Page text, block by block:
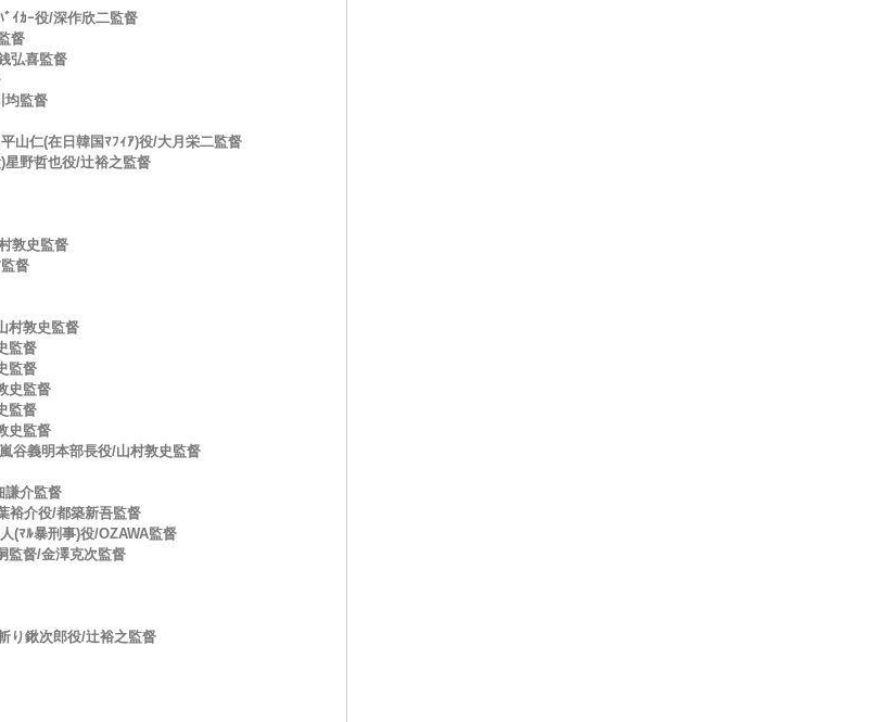
ｲｶｰ役/深作欣二監督
督
弘喜監督
均監督
山仁(在日韓国ﾏﾌｨｱ)役/大月栄二監督
星野哲也役/辻裕之監督
敦史監督
督
村敦史監督
監督
監督
史監督
監督
史監督
谷義明本部長役/山村敦史監督
謙介監督
裕介役/都築新吾監督
(ﾏﾙ暴刑事)役/OZAWA監督
監督/金澤克次監督
り鍬次郎役/辻裕之監督